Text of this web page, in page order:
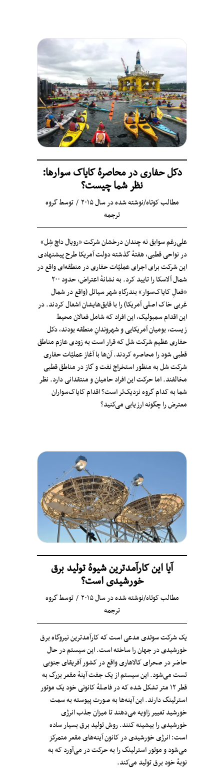
دکل حفاری در محاصرهٔ کایاک‌ سوارها:
نظر شما چیست؟
مطالب کوتاه/نوشته شده در سال ۲۰۱۵ توسطگروه
ترجمه
علی‌رغم سوابق نه چندان درخشان شرکت «رویال داچ شِل»
در نواحی قطبی، هفتهٔ گذشته دولت آمریکا طرح پیشنهادی
این شرکت برای اجرای عملیّات حفاری در منطقه‌ای واقع در
شمال آلاسکا را تایید کرد. به نشانهٔ اعتراض، حدود ۲۰۰
«فعالِ کایاک‌سوار» بندرگاهِ شهر سیاتل (واقع در شمال
غربی خاک اصلی آمریکا) را با قایق‌هایشان اشغال کردند. در
این اقدام سمبولیک، این افراد که شامل فعالان محیط
زیست، بومیان آمریکایی و شهروندانِ منطقه بودند، دکل
حفاری عظیم شرکت شل که قرار است به زودی عازم مناطق
قطبی شود را محاصره کردند. آن‌ها با آغاز عملیّات حفاری
شرکت شل به منظور استخراج نفت و گاز در مناطق قطبی
مخالفند. اما حرکت این افراد حامیان و منتقدانی دارد. نظر
شما به کدام گروه نزدیک‌تر است؟ اقدام کایاک‌سواران
معترض را چگونه ارزیابی می‌کنید؟
آیا این کارآمدترین شیوهٔ تولید برق
خورشیدی است؟
مطالب کوتاه/نوشته شده در سال ۲۰۱۵ توسطگروه
ترجمه
یک شرکت سوئدی مدعی است که کارآمدترین نیروگاه برق
خورشیدی در جهان را ساخته است. این سیستم در حال
حاضر در صحرای کالاهاری واقع در کشور آفریقای جنوبی
تست می‌شود. این سیستم از یک جفت آینهٔ مقعر بزرگ به
قطر ۱۲ متر تشکل شده که در فاصلهٔ کانونی خود یک موتور
استرلینگ دارند. این آینه‌ها به صورت پیوسته به سمت
خورشید تغییر زاویه می‌دهند تا میزان جذب انرژی
خورشیدی را بیشینه کنند. روش تولید برق بسیار ساده
است: انرژی خورشیدی در کانون آینه‌های مقعر متمرکز
می‌شود و موتور استرلینگ را به حرکت در می‌آورد که به
نوبهٔ خود برق تولید می‌کند.